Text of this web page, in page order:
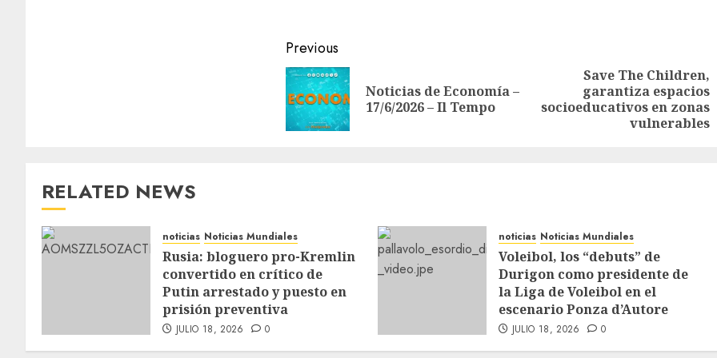
Previous
Noticias de Economía –
17/6/2026 – Il Tempo
Save The Children,
garantiza espacios
socioeducativos en zonas
vulnerables
RELATED NEWS
noticias Noticias Mundiales
Rusia: bloguero pro-Kremlin
convertido en crítico de
Putin arrestado y puesto en
prisión preventiva
JULIO 18, 2026 0
noticias Noticias Mundiales
Voleibol, los “debuts” de
Durigon como presidente de
la Liga de Voleibol en el
escenario Ponza d’Autore
JULIO 18, 2026 0